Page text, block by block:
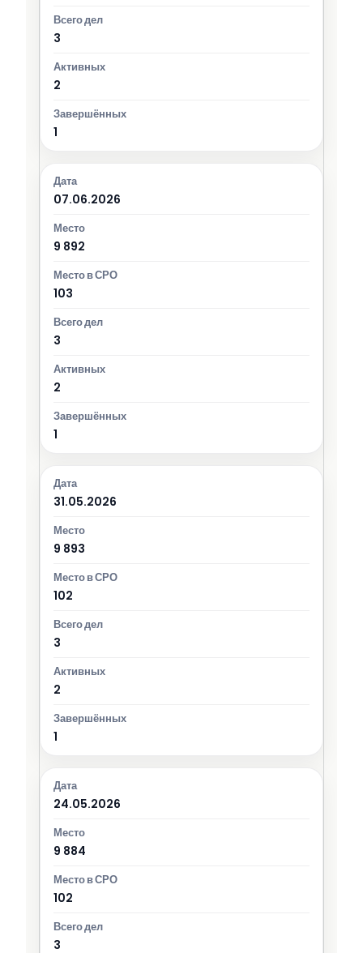
3
2
1
07.06.2026
9 892
103
3
2
1
31.05.2026
9 893
102
3
2
1
24.05.2026
9 884
102
3